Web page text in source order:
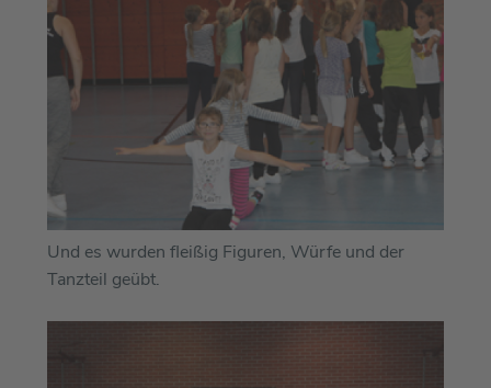
Und es wurden fleißig Figuren, Würfe und der
Tanzteil geübt.